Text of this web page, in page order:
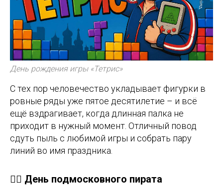
День рождения игры «Тетрис»
С тех пор человечество укладывает фигурки в
ровные ряды уже пятое десятилетие – и всё
ещё вздрагивает, когда длинная палка не
приходит в нужный момент. Отличный повод
сдуть пыль с любимой игры и собрать пару
линий во имя праздника.
🏴‍☠️ День подмосковного пирата